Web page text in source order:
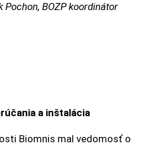
Pochon, BOZP koordinátor
a inštalácia
Biomnis mal vedomosť o